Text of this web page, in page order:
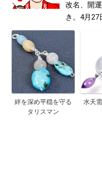
改名、開
き。4月27
絆を深め平穏を守る
タリスマン
水天